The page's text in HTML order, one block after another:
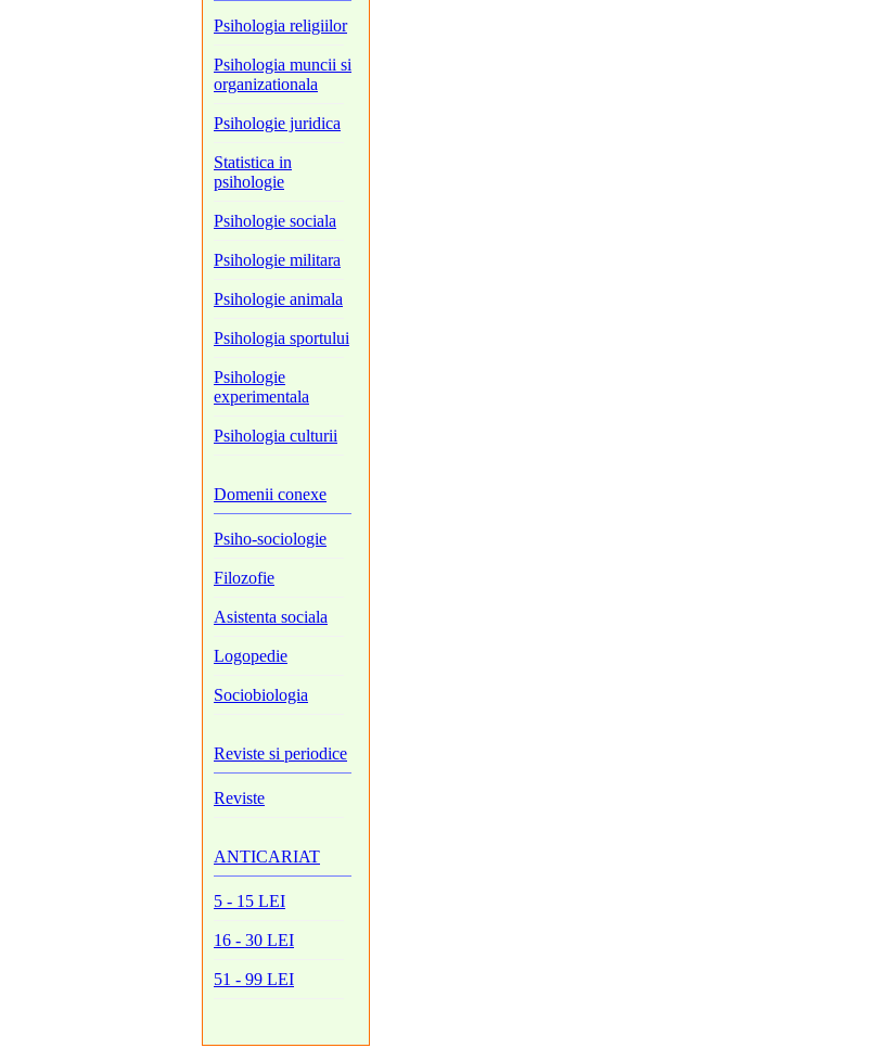
Psihologia religiilor
Psihologia muncii si
organizationala
Psihologie juridica
Statistica in
psihologie
Psihologie sociala
Psihologie militara
Psihologie animala
Psihologia sportului
Psihologie
experimentala
Psihologia culturii
Domenii conexe
Psiho-sociologie
Filozofie
Asistenta sociala
Logopedie
Sociobiologia
Reviste si periodice
Reviste
ANTICARIAT
5 - 15 LEI
16 - 30 LEI
51 - 99 LEI